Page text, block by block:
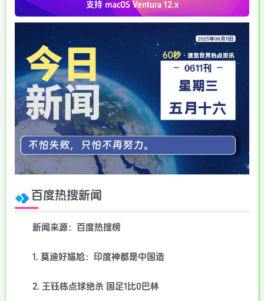
支持 macOSVentura 12.x
百度热搜新闻
新闻来源：百度热搜榜
1. 莫迪好尴尬：印度神都是中国造
2. 王钰栋点球绝杀 国足1比0巴林